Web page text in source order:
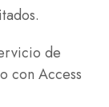
de
con Access